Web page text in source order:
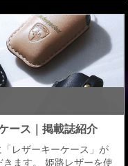
ース｜掲載誌紹介
レザーキーケース」が
ます。 姫路レザーを使